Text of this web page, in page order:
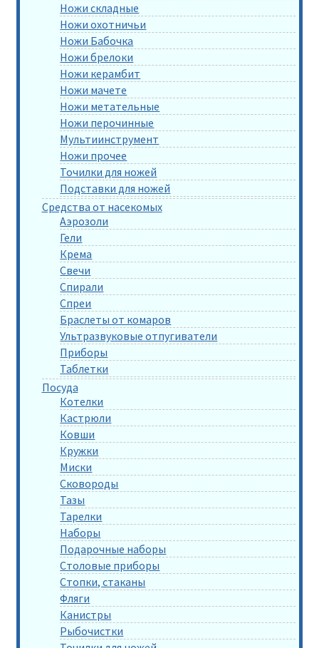
Ножи складные
Ножи охотничьи
Ножи Бабочка
Ножи брелоки
Ножи керамбит
Ножи мачете
Ножи метательные
Ножи перочинные
Мультиинструмент
Ножи прочее
Точилки для ножей
Подставки для ножей
Средства от насекомых
Аэрозоли
Гели
Крема
Свечи
Спирали
Спреи
Браслеты от комаров
Ультразвуковые отпугиватели
Приборы
Таблетки
Посуда
Котелки
Кастрюли
Ковши
Кружки
Миски
Сковороды
Тазы
Тарелки
Наборы
Подарочные наборы
Столовые приборы
Стопки, стаканы
Фляги
Канистры
Рыбочистки